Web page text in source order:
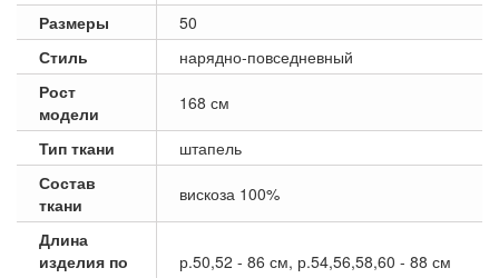
Размеры
50
Стиль
нарядно-повседневный
Рост
модели
168 см
Тип ткани
штапель
Состав
ткани
вискоза 100%
Длина
изделия по
р.50,52 - 86 см, р.54,56,58,60 - 88 см